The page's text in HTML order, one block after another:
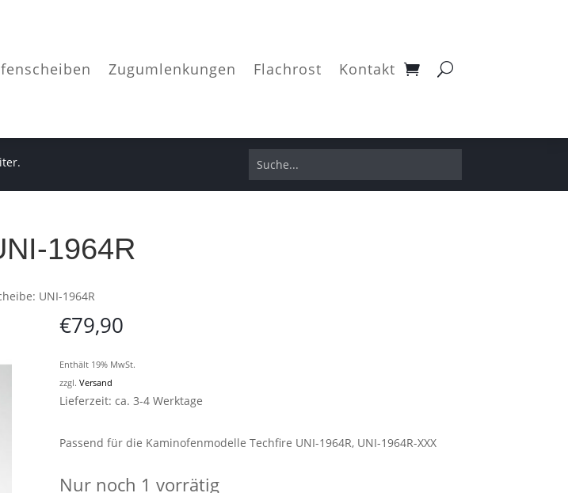
Zugumlenkungen Flachrost Kontakt
1964R
UNI-1964R
€79,90
Enthält 19% MwSt.
zzgl. Versand
Lieferzeit: ca. 3-4 Werktage
Passend für die Kaminofenmodelle Techfire UNI-1964R, UNI-1964R-XXX
Nur noch 1 vorrätig